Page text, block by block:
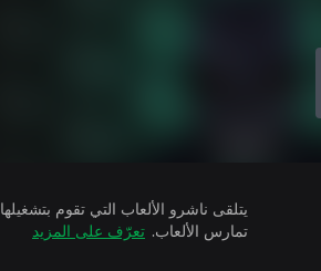
تمارس الألعاب. تعرّف على المزيد